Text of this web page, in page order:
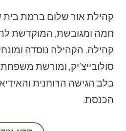
קהילת אור שלום ברמת
חמה ומגובשת, המוקדשת
קהילה. הקהילה נוסדה
סולובייצ’יק, ומורשת משפחת
בלב הגישה הרוחנית
הכנסת.